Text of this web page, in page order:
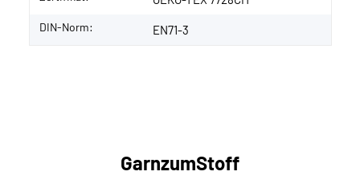
DIN-Norm: EN71-3
GarnzumStoff